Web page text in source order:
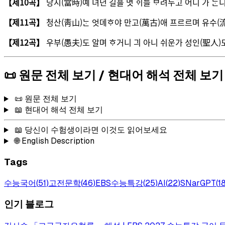
【제11곡】
청산(靑山)ᄂᆞᆫ 엇뎨ᄒᆞ야 만고(萬古)애 프르르며 유수
【제12곡】 우부(愚夫)도 알며 ᄒᆞ거니 긔 아니 쉬운가 성인(聖人)
📜 원문 전체 보기 / 현대어 해석 전체 보기
📜 원문 전체 보기
📖 현대어 해석 전체 보기
📖 당신이 수험생이라면 이것도 읽어보세요
🌐 English Description
Tags
수능국어(51)고전문학(46)EBS수능특강(25)AI(22)SNarGPT(
인기 블로그